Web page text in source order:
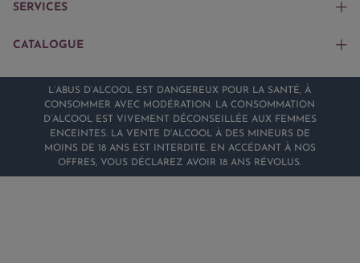
SERVICES
CATALOGUE
L’ABUS D’ALCOOL EST DANGEREUX POUR LA SANTÉ, À
CONSOMMER AVEC MODÉRATION. LA CONSOMMATION
D’ALCOOL EST VIVEMENT DÉCONSEILLÉE AUX FEMMES
ENCEINTES. LA VENTE D'ALCOOL À DES MINEURS DE
MOINS DE 18 ANS EST INTERDITE. EN ACCÉDANT À NOS
OFFRES, VOUS DÉCLAREZ AVOIR 18 ANS RÉVOLUS.